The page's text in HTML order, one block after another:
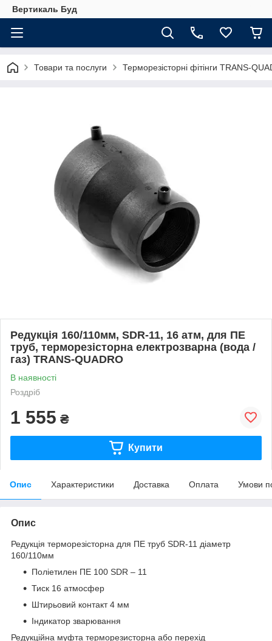
Вертикаль Буд
Товари та послуги Терморезісторні фітінги TRANS-
Редукція 160/110мм, SDR-11, 16 атм, для ПЕ
труб, терморезісторна електрозварна (вода /
газ) TRANS-QUADRO
В наявності
Роздріб
1 555 ₴
Купити
Опис Характеристики Доставка Оплата Умови
Опис
Редукція терморезісторна для ПЕ труб SDR-11 діаметр
160/110мм
Поліетилен ПE 100 SDR – 11
Тиск 16 атмосфер
Штирьовий контакт 4 мм
Індикатор зварювання
Редукційна муфта терморезисторна або перехід